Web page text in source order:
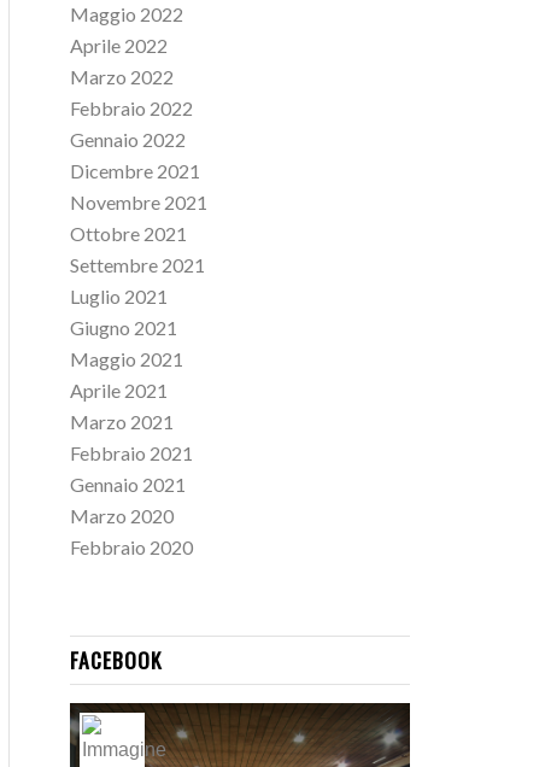
Maggio 2022
Aprile 2022
Marzo 2022
Febbraio 2022
Gennaio 2022
Dicembre 2021
Novembre 2021
Ottobre 2021
Settembre 2021
Luglio 2021
Giugno 2021
Maggio 2021
Aprile 2021
Marzo 2021
Febbraio 2021
Gennaio 2021
Marzo 2020
Febbraio 2020
FACEBOOK